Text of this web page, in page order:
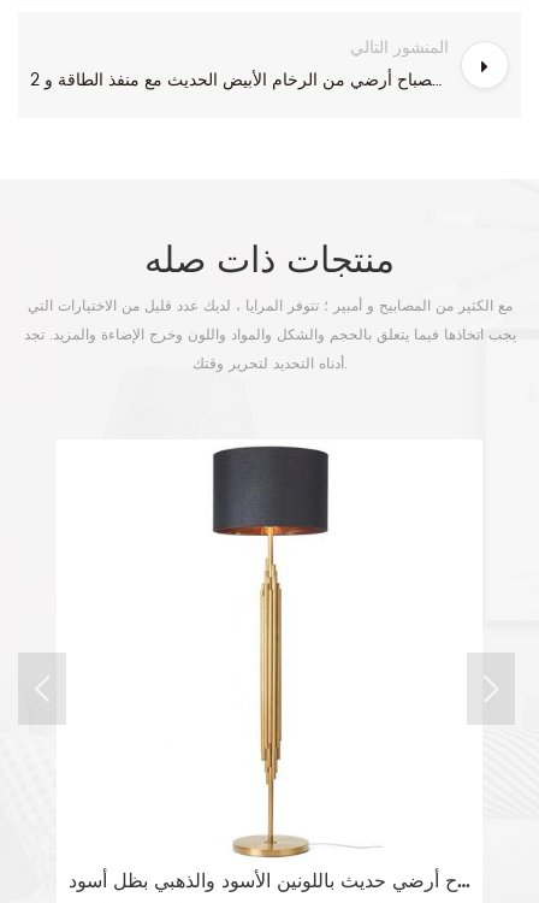
المنشور التالي
مصباح أرضي من الرخام الأبيض الحديث مع منفذ الطاقة و 2 USB الموانئ
منتجات ذات صله
مع الكثير من المصابيح و أمبير ؛ تتوفر المرايا ، لديك عدد قليل من الاختيارات التي
يجب اتخاذها فيما يتعلق بالحجم والشكل والمواد واللون وخرج الإضاءة والمزيد. تجد
أدناه التحديد لتحرير وقتك.
مصباح أرضي حديث باللونين الأسود والذهبي بظل أسود